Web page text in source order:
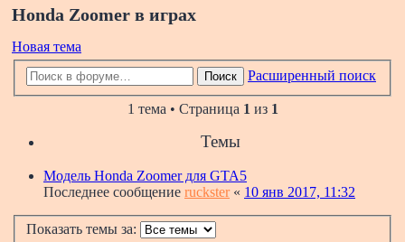
Honda Zoomer в играх
Новая тема
Поиск Расширенный поиск
1 тема • Страница 1 из 1
Темы
Модель Honda Zoomer для GTA5
Последнее сообщение ruckster« 10 янв 2017, 11:32
Показать темы за: